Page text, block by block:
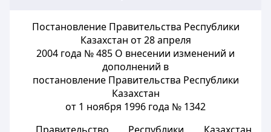
Постановление Правительства Республики
Казахстан от 28 апреля
2004 года № 485 О внесении изменений и
дополнений в
постановление Правительства Республики
Казахстан
от 1 ноября 1996 года № 1342